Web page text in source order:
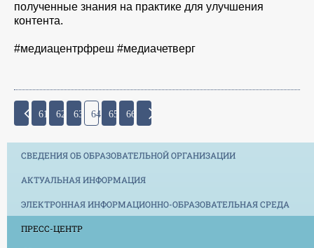
полученные знания на практике для улучшения
контента.
#медиацентрфреш #медиачетверг
61 62 63 64 65 66
СВЕДЕНИЯ ОБ ОБРАЗОВАТЕЛЬНОЙ ОРГАНИЗАЦИИ
АКТУАЛЬНАЯ ИНФОРМАЦИЯ
ЭЛЕКТРОННАЯ ИНФОРМАЦИОННО-ОБРАЗОВАТЕЛЬНАЯ СРЕДА
ПРЕСС-ЦЕНТР